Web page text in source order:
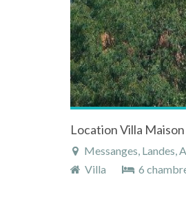
Messanges, Landes,
Villa
6